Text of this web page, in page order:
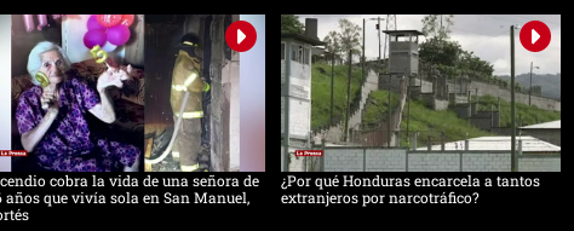
cobra la vida de una señora de
años que vivía sola en San Manuel,
¿Por qué Honduras encarcela a tantos
extranjeros por narcotráfico?